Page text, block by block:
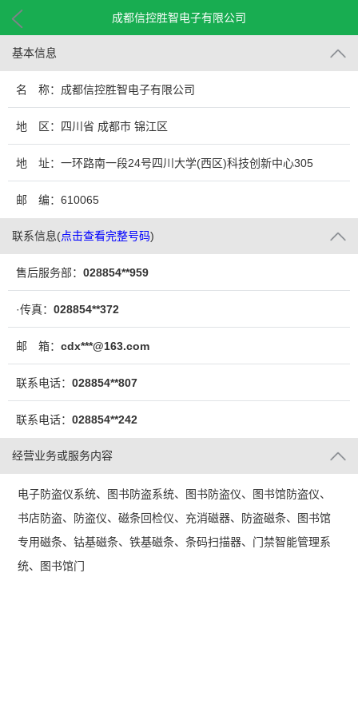
成都信控胜智电子有限公司
基本信息
名 称：成都信控胜智电子有限公司
地 区：四川省 成都市 锦江区
地 址：一环路南一段24号四川大学(西区)科技创新中心305
邮 编：610065
联系信息(点击查看完整号码)
售后服务部： 028854**959
·传真： 028854**372
邮 箱： cdx***@163.com
联系电话： 028854**807
联系电话： 028854**242
经营业务或服务内容
电子防盗仪系统、图书防盗系统、图书防盗仪、图书馆防盗仪、
书店防盗、防盗仪、磁条回检仪、充消磁器、防盗磁条、图书馆
专用磁条、钴基磁条、铁基磁条、条码扫描器、门禁智能管理系
统、图书馆门